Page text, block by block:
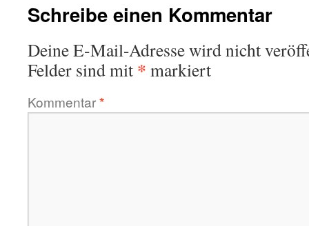
Schreibe einen Kommentar
Deine E-Mail-Adresse wird nicht
Felder sind mit * markiert
Kommentar*